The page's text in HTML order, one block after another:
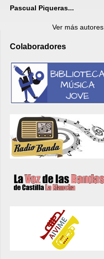
Pascual Piqueras...
Ver más autores
Colaboradores